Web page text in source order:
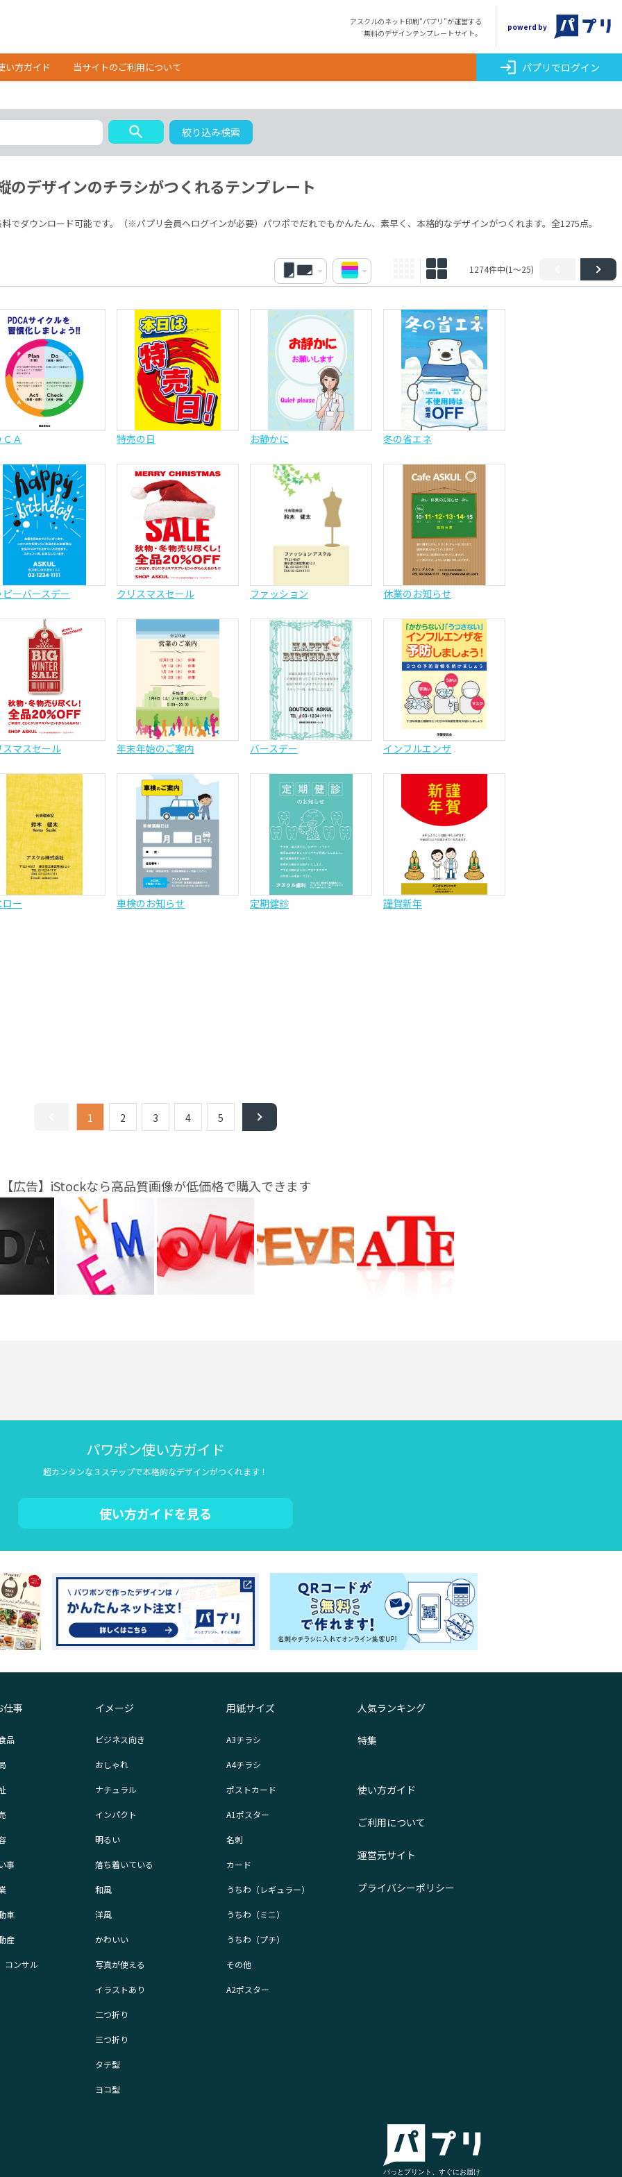
アスクルのネット印刷"パプリ"が運営する
無料のデザインテンプレートサイト。
powerd by
い方ガイド 当サイトのご利用について login パプリでログイン
search 絞り込み検索
のデザインのチラシがつくれるテンプレート
でダウンロード可能です。（※パプリ会員へログインが必要）パワポでだれでもかんたん、素早く、本格的なデザインがつくれます。全1275点。
1274件中(1～25)
Ａ 特売の日 お静かに 冬の省エネ
ーバースデー クリスマスセール ファッション 休業のお知らせ
スマスセール 年末年始のご案内 バースデー インフルエンザ
ー 車検のお知らせ 定期健診 謹賀新年
1 2 3 4 5
【広告】iStockなら高品質画像が低価格で購入できます
パワポン使い方ガイド
超カンタンな３ステップで本格的なデザインがつくれます！
使い方ガイドを見る
仕事
品
事
車
産
コンサル
イメージ
ビジネス向き
おしゃれ
ナチュラル
インパクト
明るい
落ち着いている
和風
洋風
かわいい
写真が使える
イラストあり
二つ折り
三つ折り
タテ型
ヨコ型
用紙サイズ
A3チラシ
A4チラシ
ポストカード
A1ポスター
名刺
カード
うちわ（レギュラー）
うちわ（ミニ）
うちわ（プチ）
その他
A2ポスター
人気ランキング
特集
使い方ガイド
ご利用について
運営元サイト
プライバシーポリシー